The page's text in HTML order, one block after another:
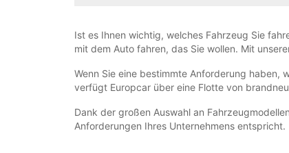
Ist es Ihnen wichtig, welches Fahrzeug Sie
mit dem Auto fahren, das Sie wollen. Mit
Wenn Sie eine bestimmte Anforderung haben,
verfügt Europcar über eine Flotte von
Dank der großen Auswahl an
Anforderungen Ihres Unternehmens entspricht.